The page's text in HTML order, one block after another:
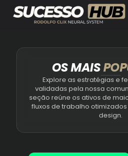
OS MAIS
Explore as estratégias e
validadas pela nossa
seção reúne os ativos de
fluxos de trabalho
design.